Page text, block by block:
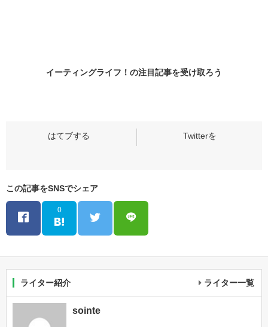
イーティングライフ！の注目記事を受け取ろう
この記事をSNSでシェア
0
ライター紹介 ライター一覧
sointe